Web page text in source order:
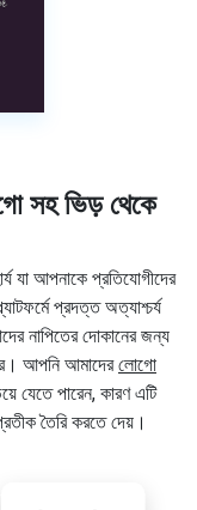
সহ ভিড় থেকে
যা আপনাকে প্রতিযোগীদের
প্রদত্ত অত্যাশ্চর্য
নাপিতের দোকানের জন্য
আপনি আমাদেরলোগো
যেতে পারেন, কারণ এটি
তৈরি করতে দেয়।